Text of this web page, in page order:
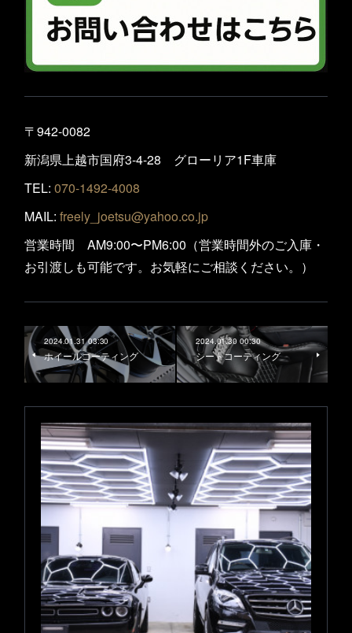
〒942-0082
新潟県上越市国府3-4-28 グローリア1F車庫
TEL: 070-1492-4008
MAIL: freely_joetsu@yahoo.co.jp
営業時間 AM9:00〜PM6:00（営業時間外のご入庫・
お引渡しも可能です。お気軽にご相談ください。）
2024.01.31 03:30
ホイールコーティング
2024.01.30 00:30
シートコーティング